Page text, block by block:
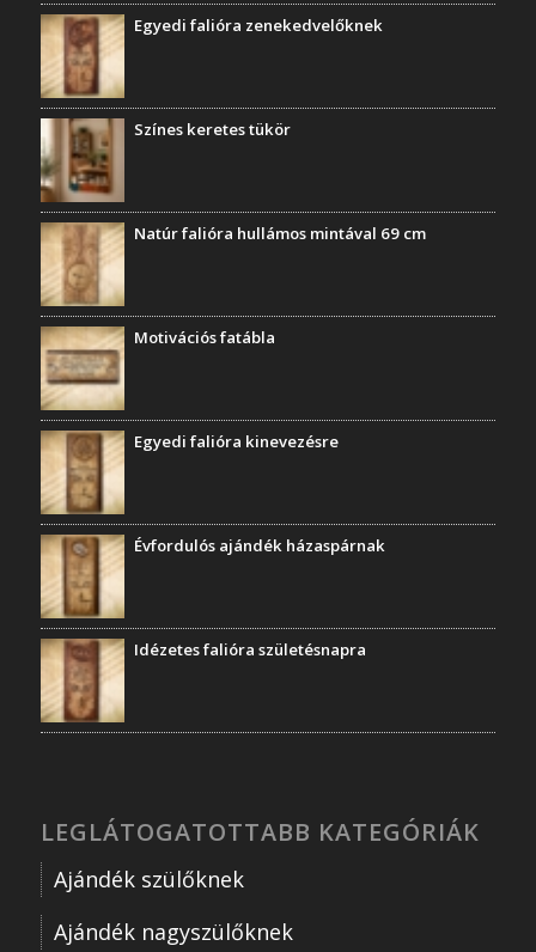
Egyedi falióra zenekedvelőknek
Színes keretes tükör
Natúr falióra hullámos mintával 69 cm
Motivációs fatábla
Egyedi falióra kinevezésre
Évfordulós ajándék házaspárnak
Idézetes falióra születésnapra
LEGLÁTOGATOTTABB KATEGÓRIÁK
Ajándék szülőknek
Ajándék nagyszülőknek